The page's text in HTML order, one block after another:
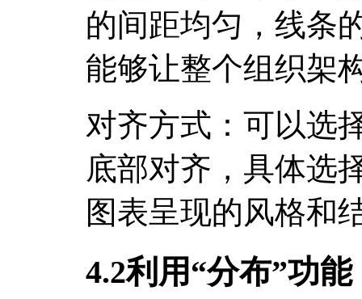
的间距均匀，线条
能够让整个组织架
对齐方式：可以选
底部对齐，具体选
图表呈现的风格和
4.2利用“分布”功能